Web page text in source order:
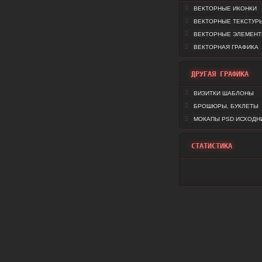
ВЕКТОРНЫЕ ИКОНКИ
ВЕКТОРНЫЕ
ВЕКТОРНЫЕ
ВЕКТОРНАЯ ГРАФИКА
ДРУГАЯ ГРАФИКА
ВИЗИТКИ ШАБЛОНЫ
БРОШЮРЫ, БУКЛЕТЫ
МОКАПЫ PSD
СТАТИСТИКА